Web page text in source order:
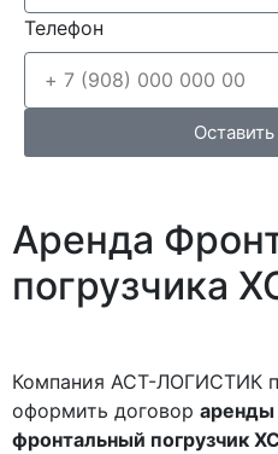
Телефон
Оставить
Аренда
погрузчика
Компания АСТ-ЛОГИСТИК
оформить договор аренды
фронтальный погрузчик